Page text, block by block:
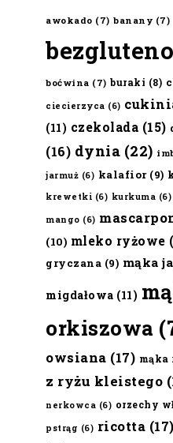
awokado (7) banany (7)
boćwina (7) buraki (8)
ciecierzyca (6)
(11) czekolada (15)
(16) dynia (22)
jarmuż (6) kalafior(9)
krewetki (6) kurkuma (6)
mango (6)
(10) mleko ryżowe
gryczana (9) mąka
migdałowa (11)
orkiszowa
owsiana (17) mąka
z ryżu kleistego
nerkowca (6) orzechy
pstrąg (6) ricotta (17)